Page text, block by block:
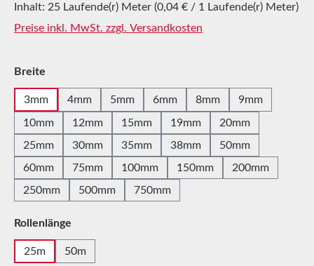
Inhalt: 25 Laufende(r) Meter (0,04 € / 1 Laufende(r) Meter)
Preise inkl. MwSt. zzgl. Versandkosten
Breite
3mm 4mm 5mm 6mm 8mm 9mm
10mm 12mm 15mm 19mm
20mm
25mm
30mm 35mm 38mm
50mm
60mm
75mm 100mm 150mm
200mm
250mm
500mm 750mm
Rollenlänge
25m 50m